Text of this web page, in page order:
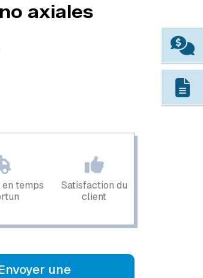
axiales
temps
Satisfaction du
client
une